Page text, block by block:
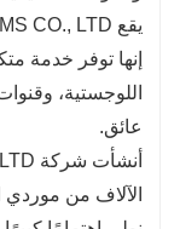
إنها توفر خدمة
اللوجستية،
عائق.
الآلاف من موردي